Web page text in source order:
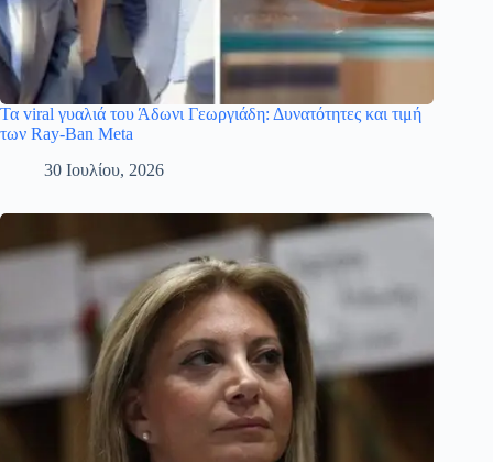
Τα viral γυαλιά του Άδωνι Γεωργιάδη: Δυνατότητες και τιμή
των Ray-Ban Meta
30 Ιουλίου, 2026